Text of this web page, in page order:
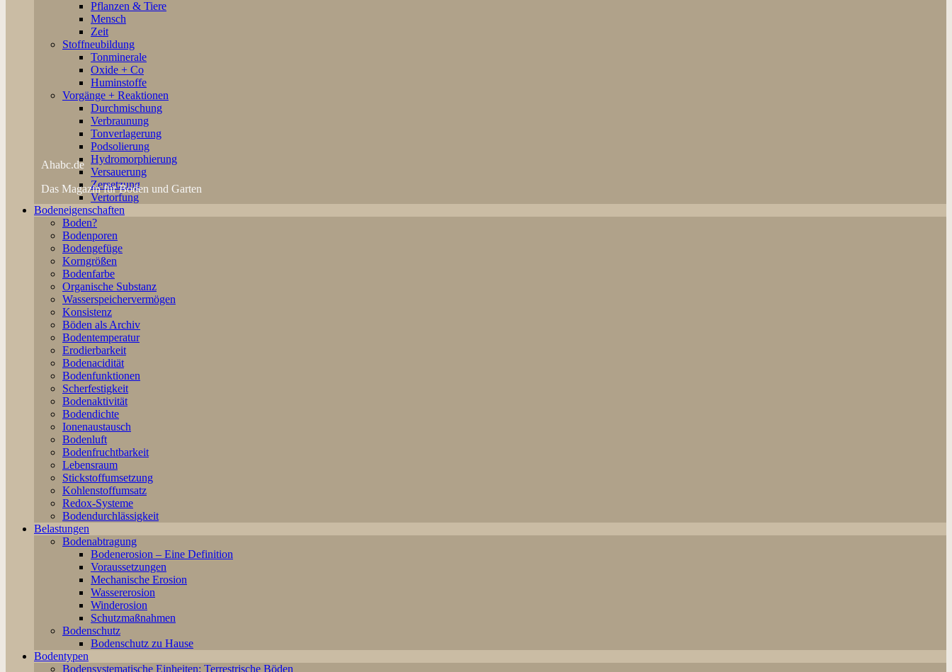
Pflanzen & Tiere
Mensch
Zeit
Stoffneubildung
Tonminerale
Oxide + Co
Huminstoffe
Vorgänge + Reaktionen
Durchmischung
Verbraunung
Tonverlagerung
Podsolierung
Hydromorphierung
Versauerung
Zersetzung
Vertorfung
Bodeneigenschaften
Boden?
Bodenporen
Bodengefüge
Korngrößen
Bodenfarbe
Organische Substanz
Wasserspeichervermögen
Konsistenz
Böden als Archiv
Bodentemperatur
Erodierbarkeit
Bodenacidität
Bodenfunktionen
Scherfestigkeit
Bodenaktivität
Bodendichte
Ionenaustausch
Bodenluft
Bodenfruchtbarkeit
Lebensraum
Stickstoffumsetzung
Kohlenstoffumsatz
Redox-Systeme
Bodendurchlässigkeit
Belastungen
Bodenabtragung
Bodenerosion – Eine Definition
Voraussetzungen
Mechanische Erosion
Wassererosion
Winderosion
Schutzmaßnahmen
Bodenschutz
Bodenschutz zu Hause
Bodentypen
Bodensystematische Einheiten: Terrestrische Böden
Ahabc.de
Das Magazin für Boden und Garten